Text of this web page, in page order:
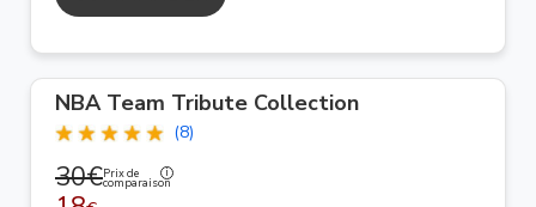
NBA Team Tribute Collection
(8)
30€Prix de
comparaison